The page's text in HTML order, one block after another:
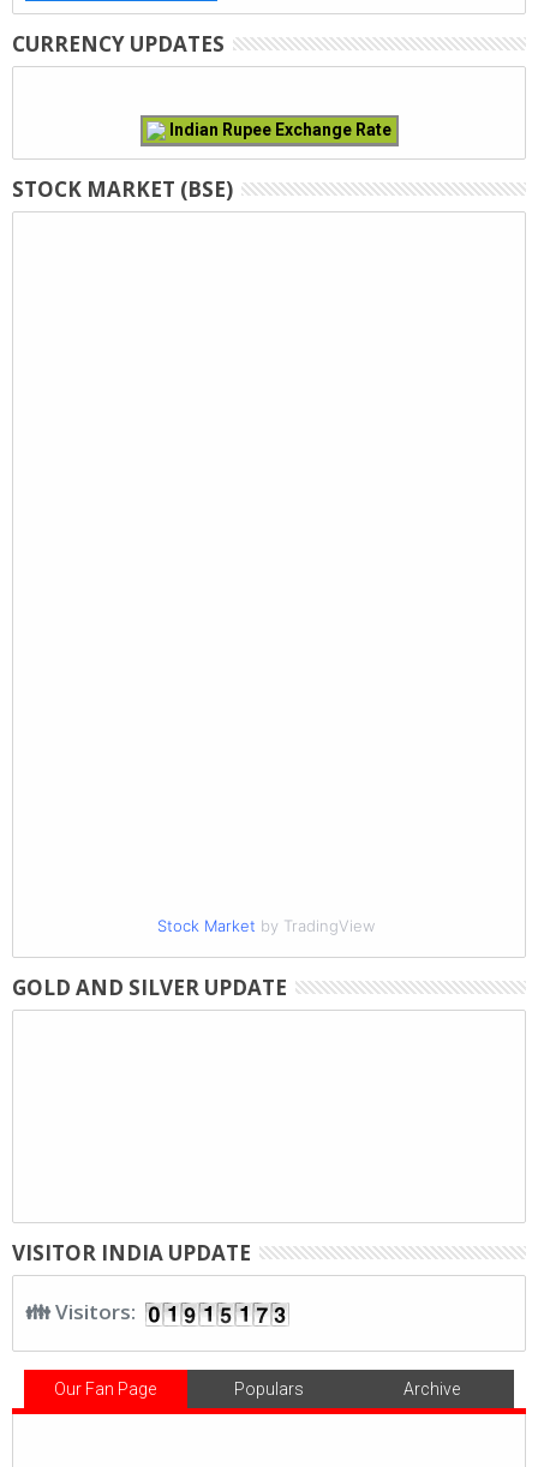
CURRENCY UPDATES
Indian Rupee Exchange Rate
STOCK MARKET (BSE)
Stock Market by TradingView
GOLD AND SILVER UPDATE
VISITOR INDIA UPDATE
👪 Visitors:
Our Fan Page Populars Archive